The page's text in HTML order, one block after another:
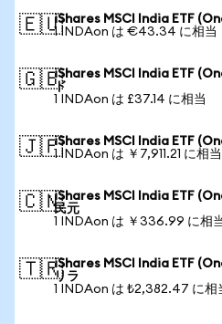
🇪🇺iShares MSCI India ETF
1 INDAon は €43.34 に相当
🇬🇧iShares MSCI India ETF
ド
1 INDAon は £37.14 に相当
🇯🇵iShares MSCI India ETF
1 INDAon は ￥7,911.21 に相当
🇨🇳iShares MSCI India ETF
民元
1 INDAon は ￥336.99 に相
🇹🇷iShares MSCI India ETF
リラ
1 INDAon は ₺2,382.47 に相